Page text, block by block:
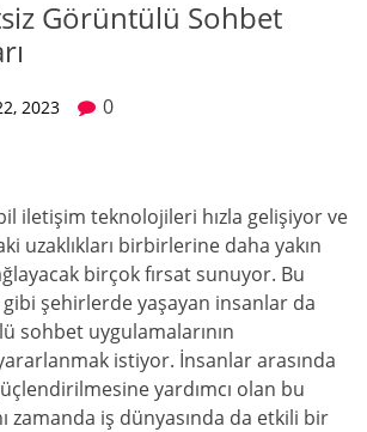
Görüntülü Sohbet
2023 0
iletişim teknolojileri hızla gelişiyor ve
uzaklıkları birbirlerine daha yakın
birçok fırsat sunuyor. Bu
şehirlerde yaşayan insanlar da
sohbet uygulamalarının
istiyor. İnsanlar arasında
yardımcı olan bu
zamanda iş dünyasında da etkili bir